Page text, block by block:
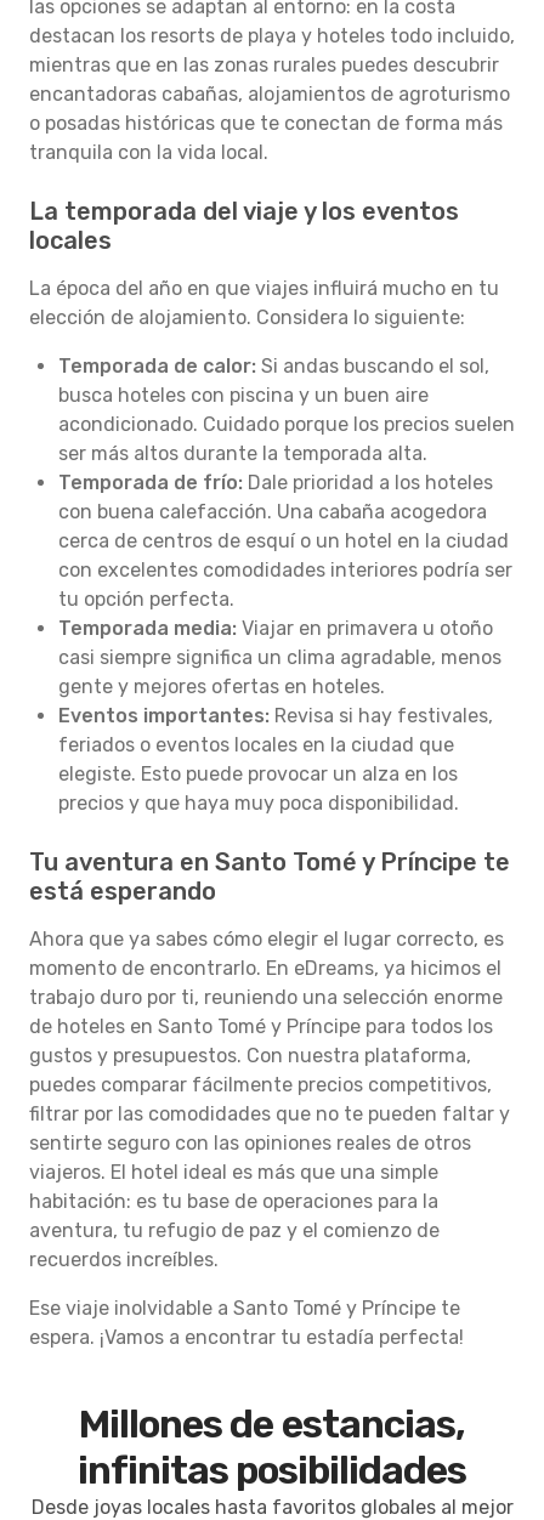
las opciones se adaptan al entorno: en la costa
destacan los resorts de playa y hoteles todo incluido,
mientras que en las zonas rurales puedes descubrir
encantadoras cabañas, alojamientos de agroturismo
o posadas históricas que te conectan de forma más
tranquila con la vida local.
La temporada del viaje y los eventos
locales
La época del año en que viajes influirá mucho en tu
elección de alojamiento. Considera lo siguiente:
Temporada de calor: Si andas buscando el sol,
busca hoteles con piscina y un buen aire
acondicionado. Cuidado porque los precios suelen
ser más altos durante la temporada alta.
Temporada de frío: Dale prioridad a los hoteles
con buena calefacción. Una cabaña acogedora
cerca de centros de esquí o un hotel en la ciudad
con excelentes comodidades interiores podría ser
tu opción perfecta.
Temporada media: Viajar en primavera u otoño
casi siempre significa un clima agradable, menos
gente y mejores ofertas en hoteles.
Eventos importantes: Revisa si hay festivales,
feriados o eventos locales en la ciudad que
elegiste. Esto puede provocar un alza en los
precios y que haya muy poca disponibilidad.
Tu aventura en Santo Tomé y Príncipe te
está esperando
Ahora que ya sabes cómo elegir el lugar correcto, es
momento de encontrarlo. En eDreams, ya hicimos el
trabajo duro por ti, reuniendo una selección enorme
de hoteles en Santo Tomé y Príncipe para todos los
gustos y presupuestos. Con nuestra plataforma,
puedes comparar fácilmente precios competitivos,
filtrar por las comodidades que no te pueden faltar y
sentirte seguro con las opiniones reales de otros
viajeros. El hotel ideal es más que una simple
habitación: es tu base de operaciones para la
aventura, tu refugio de paz y el comienzo de
recuerdos increíbles.
Ese viaje inolvidable a Santo Tomé y Príncipe te
espera. ¡Vamos a encontrar tu estadía perfecta!
Millones de estancias,
infinitas posibilidades
Desde joyas locales hasta favoritos globales al mejor